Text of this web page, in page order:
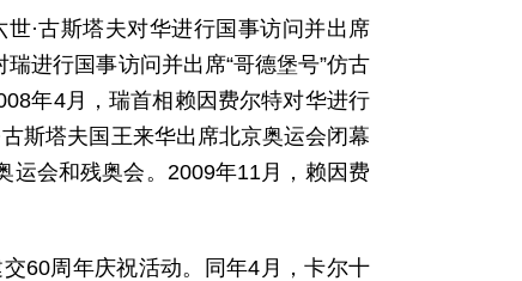
·古斯塔夫对华进行国事访问并出席
进行国事访问并出席“哥德堡号”仿古
年4月，瑞首相赖因费尔特对华进行
斯塔夫国王来华出席北京奥运会闭幕
运会和残奥会。2009年11月，赖因费
60周年庆祝活动。同年4月，卡尔十